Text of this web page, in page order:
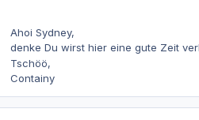
Ahoi Sydney,
denke Du wirst hier eine gute Zeit
Tschöö,
Containy